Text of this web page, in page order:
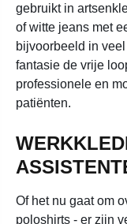
gebruikt in
of witte jeans met
bijvoorbeeld in
fantasie de vrije
professionele en
patiënten.
Of het nu gaat om
poloshirts - er zijn